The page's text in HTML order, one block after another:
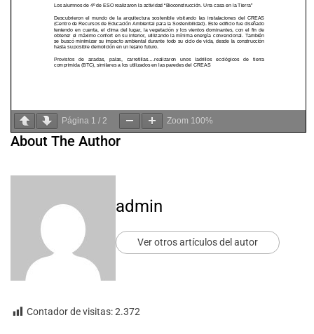
Página 1 / 2 Zoom 100%
About The Author
admin
Ver otros artículos del autor
Contador de visitas:2.372